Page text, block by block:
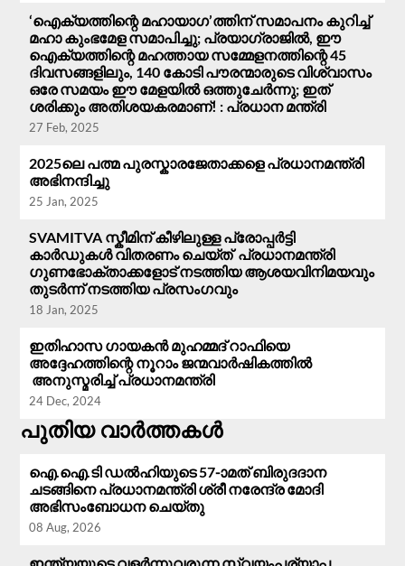
‘ഐക്യത്തിന്റെ മഹായാഗ’ത്തിന് സമാപനം കുറിച്ച്
മഹാ കുംഭമേള സമാപിച്ചു; പ്രയാഗ്‌രാജിൽ, ഈ
ഐക്യത്തിന്റെ മഹത്തായ സമ്മേളനത്തിന്റെ 45
ദിവസങ്ങളിലും, 140 കോടി പൗരന്മാരുടെ വിശ്വാസം
ഒരേ സമയം ഈ മേളയിൽ ഒത്തുചേർന്നു; ഇത്
ശരിക്കും അതിശയകരമാണ്! : പ്രധാന മന്ത്രി
27 Feb, 2025
2025ലെ പത്മ പുരസ്കാരജേതാക്കളെ പ്രധാനമന്ത്രി
അഭിനന്ദിച്ചു
25 Jan, 2025
SVAMITVA സ്കീമിന് കീഴിലുള്ള പ്രോപ്പർട്ടി
കാർഡുകൾ വിതരണം ചെയ്ത് പ്രധാനമന്ത്രി
ഗുണഭോക്താക്കളോട് നടത്തിയ ആശയവിനിമയവും
തുടർന്ന് നടത്തിയ പ്രസം​ഗവും
18 Jan, 2025
ഇതിഹാസ ഗായകൻ മുഹമ്മദ് റാഫിയെ
അദ്ദേഹത്തിന്റെ നൂറാം ജന്മവാർഷികത്തിൽ
അനുസ്മരിച്ച് പ്രധാനമന്ത്രി
24 Dec, 2024
പുതിയ വാർത്തകൾ
ഐ.ഐ.ടി ഡൽഹിയുടെ 57-ാമത് ബിരുദദാന
ചടങ്ങിനെ പ്രധാനമന്ത്രി ശ്രീ നരേന്ദ്ര മോദി
അഭിസംബോധന ചെയ്തു
08 Aug, 2026
ഇന്ത്യയുടെ വളർന്നുവരുന്ന സ്വയംപര്യാപ്ത